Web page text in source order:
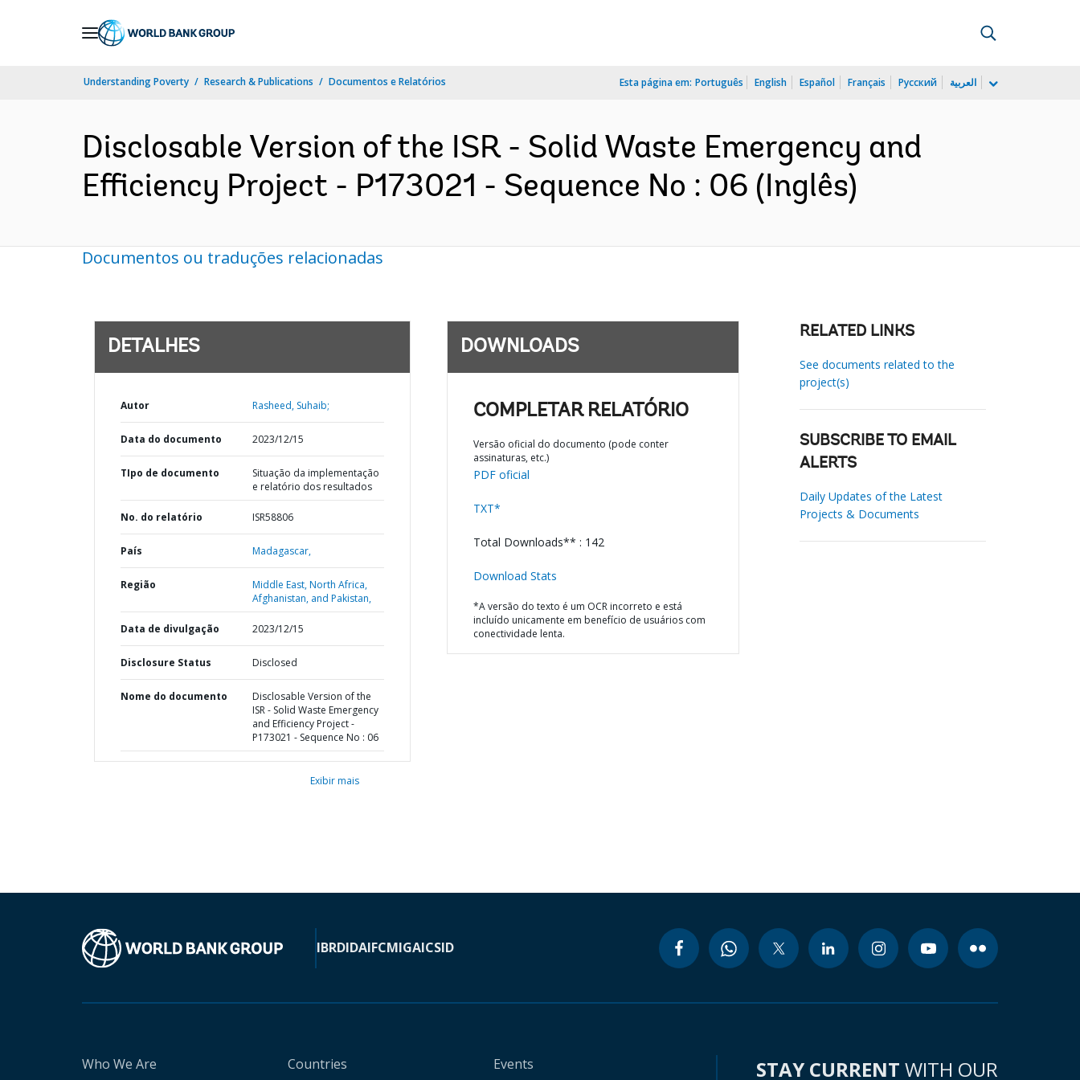
Understanding Poverty Research & Publications Documentos e Relatórios Esta página em: Português English Español Français Русский العربية
Disclosable Version of the ISR - Solid Waste Emergency and
Efficiency Project - P173021 - Sequence No : 06 (Inglês)
Documentos ou traduções relacionadas
DETALHES
Autor Rasheed, Suhaib;
Data do documento 2023/12/15
TIpo de documento
Situação da implementação
e relatório dos resultados
No. do relatório ISR58806
País Madagascar,
Região
Middle East, North Africa,
Afghanistan, and Pakistan,
Data de divulgação 2023/12/15
Disclosure Status Disclosed
Nome do documento
Disclosable Version of the
ISR - Solid Waste Emergency
and Efficiency Project -
P173021 - Sequence No : 06
Exibir mais
DOWNLOADS
COMPLETAR RELATÓRIO
Versão oficial do documento (pode conter
assinaturas, etc.)
PDF oficial
TXT*
Total Downloads** : 142
Download Stats
*A versão do texto é um OCR incorreto e está
incluído unicamente em benefício de usuários com
conectividade lenta.
RELATED LINKS
See documents related to the
project(s)
SUBSCRIBE TO EMAIL
ALERTS
Daily Updates of the Latest
Projects & Documents
IBRDIDAIFCMIGAICSID
Who We Are Countries Events STAY CURRENT WITH OUR